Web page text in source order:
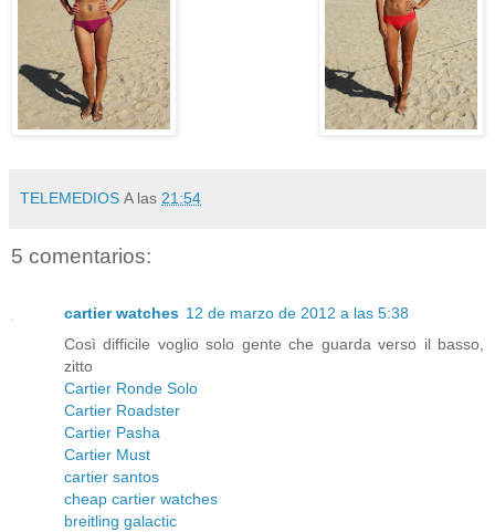
TELEMEDIOS A las 21:54
5 comentarios:
cartier watches 12 de marzo de 2012 a las 5:38
Così difficile voglio solo gente che guarda verso il basso,
zitto
Cartier Ronde Solo
Cartier Roadster
Cartier Pasha
Cartier Must
cartier santos
cheap cartier watches
breitling galactic